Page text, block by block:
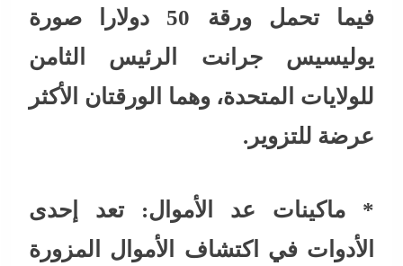
فيما تحمل ورقة 50 دولارا صورة
يوليسيس جرانت الرئيس الثامن
للولايات المتحدة، وهما الورقتان الأكثر
عرضة للتزوير.
* ماكينات عد الأموال: تعد إحدى
الأدوات في اكتشاف الأموال المزورة